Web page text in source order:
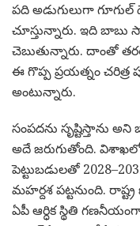
పది అడుగులుగా
చూస్తున్నారు. ఇది
చెబుతున్నారు. దాంతో
ఈ గొప్ప ప్రయత్నం
అంటున్నారు.
సంపదను సృష్టిస్తాను
అదే జరుగుతోంది. విశాఖలో
పెట్టుబడులతో
మహర్దశ పట్టనుంది.
ఏపీ ఆర్ధిక స్థితి